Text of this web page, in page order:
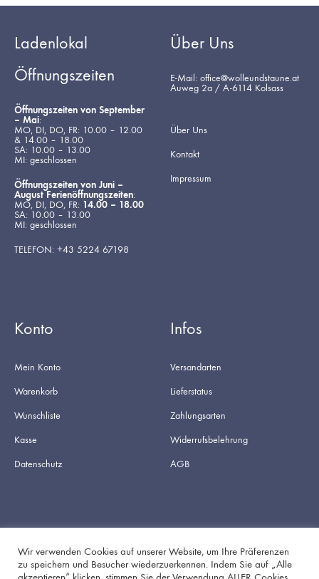
Ladenlokal
Öffnungszeiten
Öffnungszeiten von September
– Mai:
MO, DI, DO, FR: 10.00 – 12.00
& 14.00 – 18.00
SA: 10.00 – 13.00
MI: geschlossen
Öffnungszeiten von Juni –
August Ferienöffnungszeiten:
MO, DI, DO, FR: 14.00 – 18.00
SA: 10.00 – 13.00
MI: geschlossen
TELEFON: +43 5224 67198
Über Uns
E-Mail: office@wolleundstaune.at
Auweg 2a / A-6114 Kolsass
Über Uns
Kontakt
Impressum
Konto
Mein Konto
Warenkorb
Wunschliste
Kasse
Datenschutz
Infos
Versandarten
Lieferstatus
Zahlungsarten
Widerrufsbelehrung
AGB
Wir verwenden Cookies auf unserer Website, um Ihre Präferenzen
zu speichern und Besucher wiederzuerkennen. Indem Sie auf „Alle